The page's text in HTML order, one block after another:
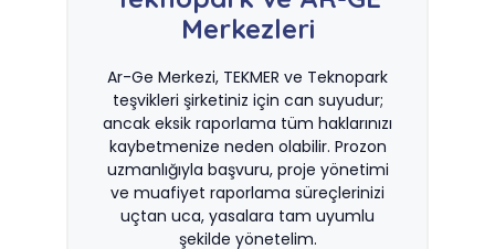
Merkezleri
Ar-Ge Merkezi, TEKMER ve Teknopark
teşvikleri şirketiniz için can suyudur;
ancak eksik raporlama tüm haklarınızı
kaybetmenize neden olabilir. Prozon
uzmanlığıyla başvuru, proje yönetimi
ve muafiyet raporlama süreçlerinizi
uçtan uca, yasalara tam uyumlu
şekilde yönetelim.